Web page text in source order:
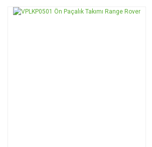
Ürün resmi kalitesiz, bozuk veya